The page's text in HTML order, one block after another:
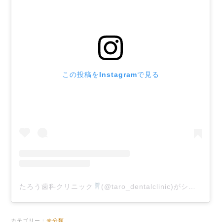
この投稿をInstagramで見る
たろう歯科クリニック (@taro_dentalclinic)がシェアした投稿
カテゴリー： 未分類